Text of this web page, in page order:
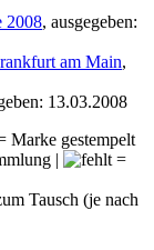
2008, ausgegeben:
am Main,
13.03.2008
Marke gestempelt
|
=
Tausch (je nach